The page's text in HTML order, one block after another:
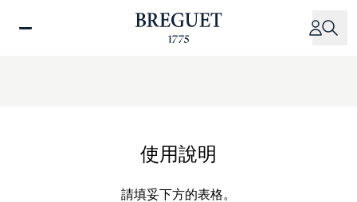
使用說明
請填妥下方的表格。